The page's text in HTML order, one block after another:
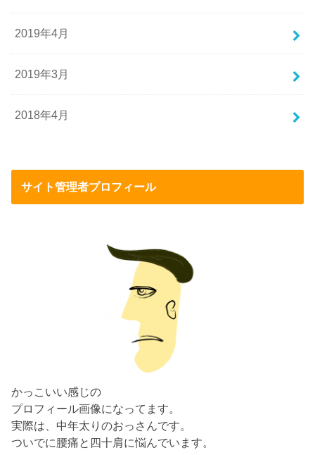
2019年4月
2019年3月
2018年4月
サイト管理者プロフィール
かっこいい感じの
プロフィール画像になってます。
実際は、中年太りのおっさんです。
ついでに腰痛と四十肩に悩んでいます。